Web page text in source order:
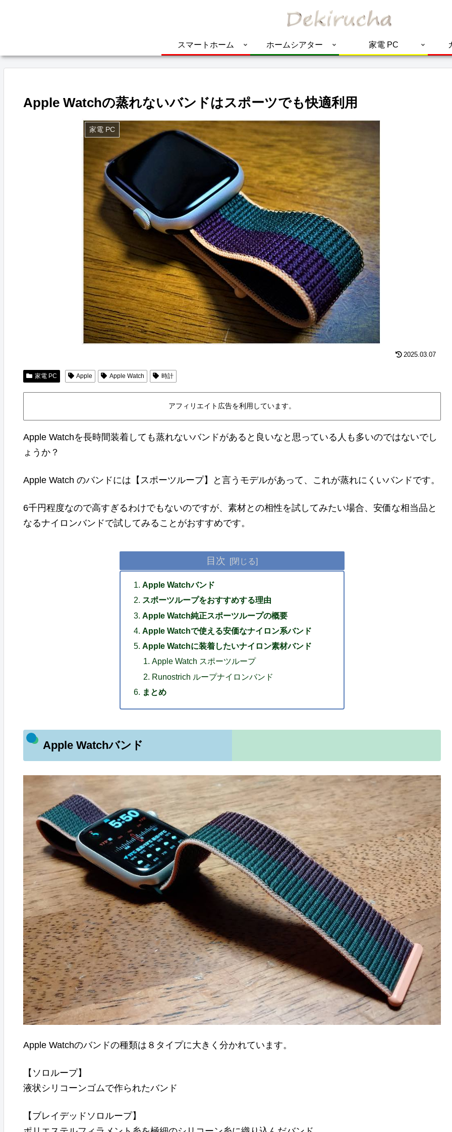
スマートホーム ホームシアター 家電 PC
Apple Watchの蒸れないバンドはスポーツでも快適利用
家電 PC
2025.03.07
家電 PC Apple Apple Watch 時計
アフィリエイト広告を利用しています。
Apple Watchを長時間装着しても蒸れないバンドがあると良いなと思っている人も多いのではないでし
ょうか？
Apple Watch のバンドには【スポーツループ】と言うモデルがあって、これが蒸れにくいバンドです。
6千円程度なので高すぎるわけでもないのですが、素材との相性を試してみたい場合、安価な相当品と
なるナイロンバンドで試してみることがおすすめです。
目次
Apple Watchバンド
スポーツループをおすすめする理由
Apple Watch純正スポーツループの概要
Apple Watchで使える安価なナイロン系バンド
Apple Watchに装着したいナイロン素材バンド
Apple Watch スポーツループ
Runostrich ループナイロンバンド
まとめ
Apple Watchバンド
Apple Watchのバンドの種類は８タイプに大きく分かれています。
【ソロループ】
液状シリコーンゴムで作られたバンド
【ブレイデッドソロループ】